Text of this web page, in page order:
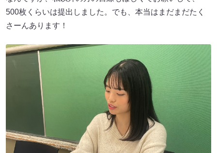
500枚くらいは提出しました。でも、本当はまだまだたく
さーんあります！